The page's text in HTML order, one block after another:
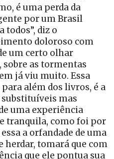
é uma perda da
por um Brasil
diz o
doloroso com
um certo olhar
sobre as tormentas
já viu muito. Essa
além dos livros, é a
substituíveis mas
uma experiência
tranquila, como foi por
a orfandade de uma
herdar, tomará que com
que ele pontua sua